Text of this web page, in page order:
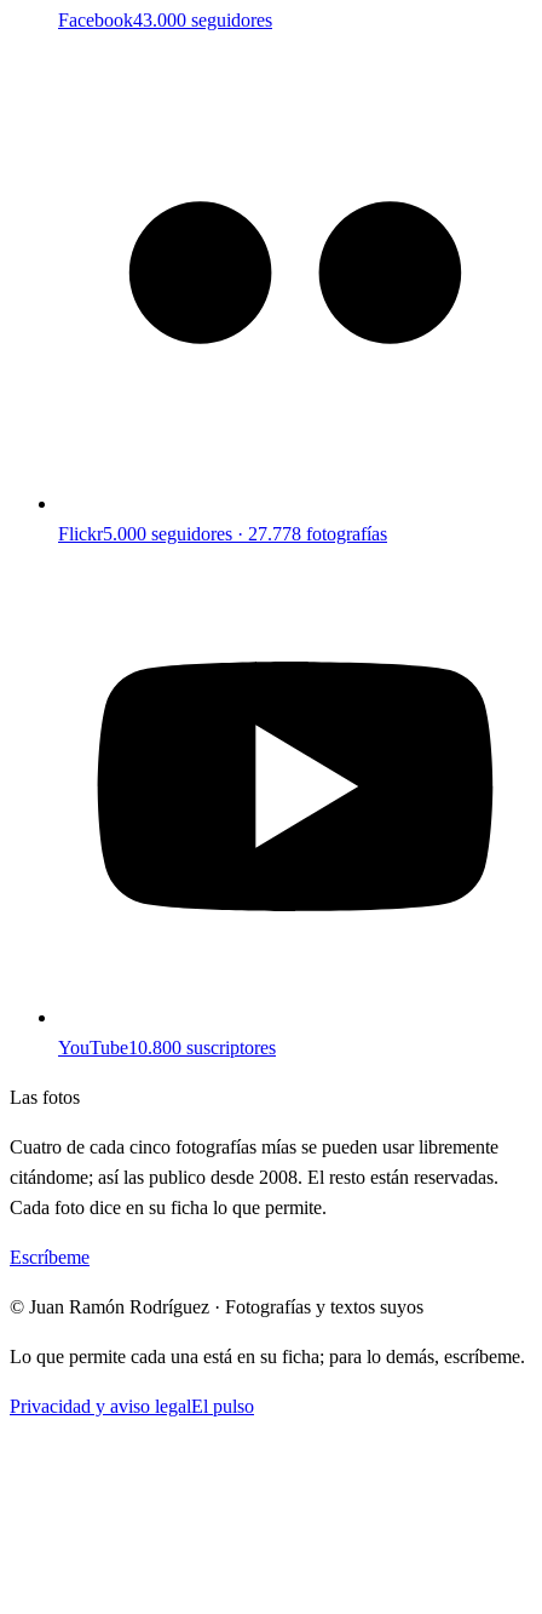
Facebook43.000 seguidores
Flickr5.000 seguidores · 27.778 fotografías
YouTube10.800 suscriptores
Las fotos
Cuatro de cada cinco fotografías mías se pueden usar libremente
citándome; así las publico desde 2008. El resto están reservadas.
Cada foto dice en su ficha lo que permite.
Escríbeme
© Juan Ramón Rodríguez · Fotografías y textos suyos
Lo que permite cada una está en su ficha; para lo demás, escríbeme.
Privacidad y aviso legalEl pulso